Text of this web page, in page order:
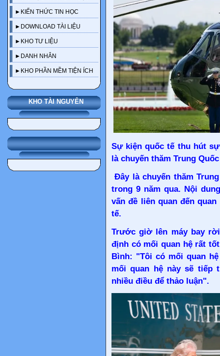
►KIẾN THỨC TIN HỌC
►DOWNLOAD TÀI LIỆU
►KHO TƯ LIỆU
►DANH NHÂN
►KHO PHẦN MỀM TIỆN ÍCH
KHO TÀI NGUYÊN
Sự kiện quốc tế thu hút
là chuyến thăm Trung
Đây là chuyến thăm
trong 9 năm qua. Nội
vấn đề liên quan đến
tế.
Trước giờ lên máy bay rời
định có mối quan hệ rất
Bình: "Tôi có mối quan
mối quan hệ này sẽ tiếp
nhiều điều để thảo luận".